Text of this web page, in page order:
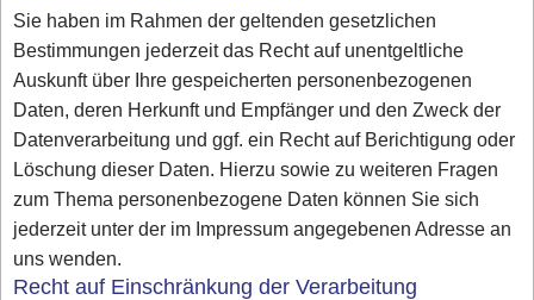
Sie haben im Rahmen der geltenden gesetzlichen
Bestimmungen jederzeit das Recht auf unentgeltliche
Auskunft über Ihre gespeicherten personenbezogenen
Daten, deren Herkunft und Empfänger und den Zweck der
Datenverarbeitung und ggf. ein Recht auf Berichtigung oder
Löschung dieser Daten. Hierzu sowie zu weiteren Fragen
zum Thema personenbezogene Daten können Sie sich
jederzeit unter der im Impressum angegebenen Adresse an
uns wenden.
Recht auf Einschränkung der Verarbeitung